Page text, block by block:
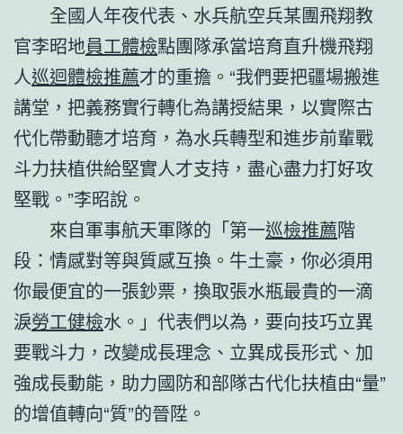
全國人年夜代表、水兵航空兵某團飛翔教
官李昭地員工體檢點團隊承當培育直升機飛翔
人巡迴體檢推薦才的重擔。“我們要把疆場搬進
講堂，把義務實行轉化為講授結果，以實際古
代化帶動聽才培育，為水兵轉型和進步前輩戰
斗力扶植供給堅實人才支持，盡心盡力打好攻
堅戰。”李昭說。
來自軍事航天軍隊的「第一巡檢推薦階
段：情感對等與質感互換。牛土豪，你必須用
你最便宜的一張鈔票，換取張水瓶最貴的一滴
淚勞工健檢水。」代表們以為，要向技巧立異
要戰斗力，改變成長理念、立異成長形式、加
強成長動能，助力國防和部隊古代化扶植由“量”
的增值轉向“質”的晉陞。